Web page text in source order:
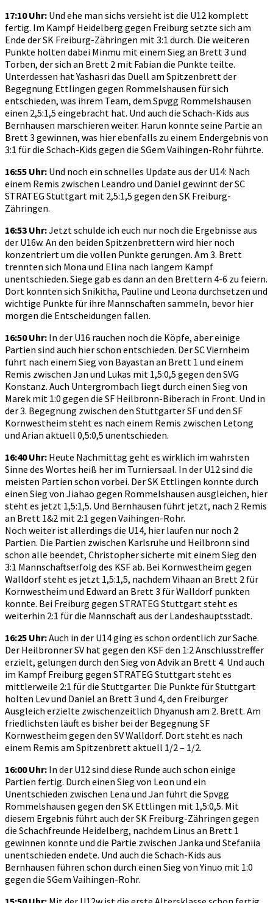
17:10 Uhr: Und ehe man sichs versieht ist die U12 komplett
fertig. Im Kampf Heidelberg gegen Freiburg setzte sich am
Ende der SK Freiburg-Zähringen mit 3:1 durch. Die weiteren
Punkte holten dabei Minmu mit einem Sieg an Brett 3 und
Torben, der sich an Brett 2 mit Fabian die Punkte teilte.
Unterdessen hat Yashasri das Duell am Spitzenbrett der
Begegnung Ettlingen gegen Rommelshausen für sich
entschieden, was ihrem Team, dem Spvgg Rommelshausen
einen 2,5:1,5 eingebracht hat. Und auch die Schach-Kids aus
Bernhausen marschieren weiter. Harun konnte seine Partie an
Brett 3 gewinnen, was hier ebenfalls zu einem Endergebnis von
3:1 für die Schach-Kids gegen die SGem Vaihingen-Rohr führte.
16:55 Uhr: Und noch ein schnelles Update aus der U14: Nach
einem Remis zwischen Leandro und Daniel gewinnt der SC
STRATEG Stuttgart mit 2,5:1,5 gegen den SK Freiburg-
Zähringen.
16:53 Uhr:Jetzt schulde ich euch nur noch die Ergebnisse aus
der U16w. An den beiden Spitzenbrettern wird hier noch
konzentriert um die vollen Punkte gerungen. Am 3. Brett
trennten sich Mona und Elina nach langem Kampf
unentschieden. Siege gab es dann an den Brettern 4-6 zu feiern.
Dort konnten sich Snikitha, Pauline und Leona durchsetzen und
wichtige Punkte für ihre Mannschaften sammeln, bevor hier
morgen die Entscheidungen fallen.
16:50 Uhr: In der U16 rauchen noch die Köpfe, aber einige
Partien sind auch hier schon entschieden. Der SC Viernheim
führt nach einem Sieg von Bayastan an Brett 1 und einem
Remis zwischen Jan und Lukas mit 1,5:0,5 gegen den SVG
Konstanz. Auch Untergrombach liegt durch einen Sieg von
Marek mit 1:0 gegen die SF Heilbronn-Biberach in Front. Und in
der 3. Begegnung zwischen den Stuttgarter SF und den SF
Kornwestheim steht es nach einem Remis zwischen Letong
und Arian aktuell 0,5:0,5 unentschieden.
16:40 Uhr: Heute Nachmittag geht es wirklich im wahrsten
Sinne des Wortes heiß her im Turniersaal. In der U12 sind die
meisten Partien schon vorbei. Der SK Ettlingen konnte durch
einen Sieg von Jiahao gegen Rommelshausen ausgleichen, hier
steht es jetzt 1,5:1,5. Und Bernhausen führt jetzt, nach 2 Remis
an Brett 1&2 mit 2:1 gegen Vaihingen-Rohr.
Noch weiter ist allerdings die U14, hier laufen nur noch 2
Partien. Die Partien zwischen Karlsruhe und Heilbronn sind
schon alle beendet, Christopher sicherte mit einem Sieg den
3:1 Mannschaftserfolg des KSF ab. Bei Kornwestheim gegen
Walldorf steht es jetzt 1,5:1,5, nachdem Vihaan an Brett 2 für
Kornwestheim und Edward an Brett 3 für Walldorf punkten
konnte. Bei Freiburg gegen STRATEG Stuttgart steht es
weiterhin 2:1 für die Mannschaft aus der Landeshauptsstadt.
16:25 Uhr:Auch in der U14 ging es schon ordentlich zur Sache.
Der Heilbronner SV hat gegen den KSF den 1:2 Anschlusstreffer
erzielt, gelungen durch den Sieg von Advik an Brett 4. Und auch
im Kampf Freiburg gegen STRATEG Stuttgart steht es
mittlerweile 2:1 für die Stuttgarter. Die Punkte für Stuttgart
holten Lev und Daniel an Brett 3 und 4, den Freiburger
Ausgleich erzielte zwischenzeitlich Dhyanush am 2. Brett. Am
friedlichsten läuft es bisher bei der Begegnung SF
Kornwestheim gegen den SV Walldorf. Dort steht es nach
einem Remis am Spitzenbrett aktuell 1/2 – 1/2.
16:00 Uhr: In der U12 sind diese Runde auch schon einige
Partien fertig. Durch einen Sieg von Leon und ein
Unentschieden zwischen Lena und Jan führt die Spvgg
Rommelshausen gegen den SK Ettlingen mit 1,5:0,5. Mit
diesem Ergebnis führt auch der SK Freiburg-Zähringen gegen
die Schachfreunde Heidelberg, nachdem Linus an Brett 1
gewinnen konnte und die Partie zwischen Janka und Stefaniia
unentschieden endete. Und auch die Schach-Kids aus
Bernhausen führen schon durch einen Sieg von Yinuo mit 1:0
gegen die SGem Vaihingen-Rohr.